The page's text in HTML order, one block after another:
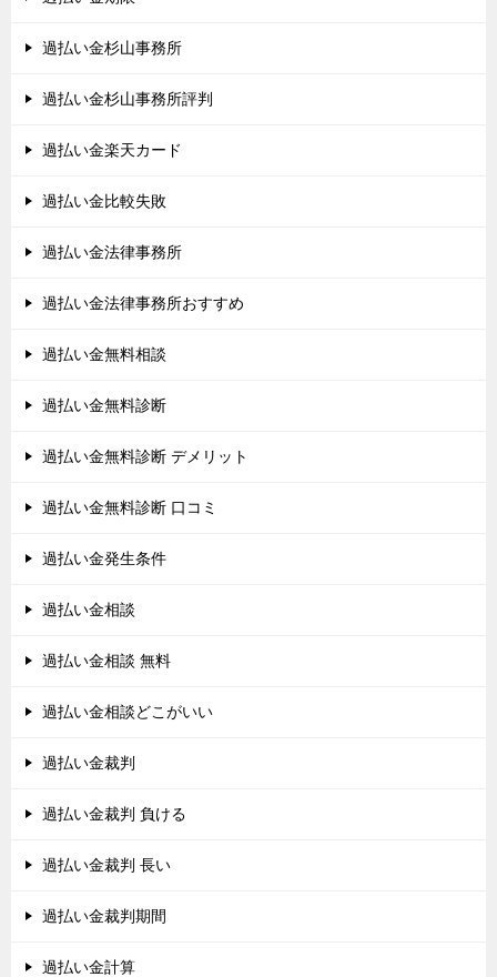
過払い金杉山事務所
過払い金杉山事務所評判
過払い金楽天カード
過払い金比較失敗
過払い金法律事務所
過払い金法律事務所おすすめ
過払い金無料相談
過払い金無料診断
過払い金無料診断 デメリット
過払い金無料診断 口コミ
過払い金発生条件
過払い金相談
過払い金相談 無料
過払い金相談どこがいい
過払い金裁判
過払い金裁判 負ける
過払い金裁判 長い
過払い金裁判期間
過払い金計算